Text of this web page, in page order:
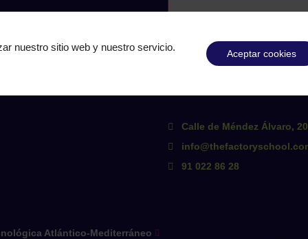
Calle de Méndez Álvaro,
91 022 86 28
Atlántico-Mediterráneo
nuestro sitio web y nuestro servicio.
Aceptar cookies